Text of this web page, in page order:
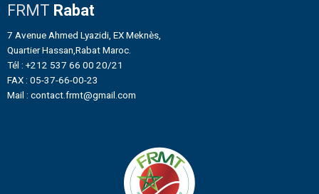
FRMT Rabat
7 Avenue Ahmed Lyazidi, EX Meknès,
Quartier Hassan,Rabat Maroc.
Tél : +212 537 66 00 20/21
FAX : 05-37-66-00-23
Mail : contact.frmt@gmail.com